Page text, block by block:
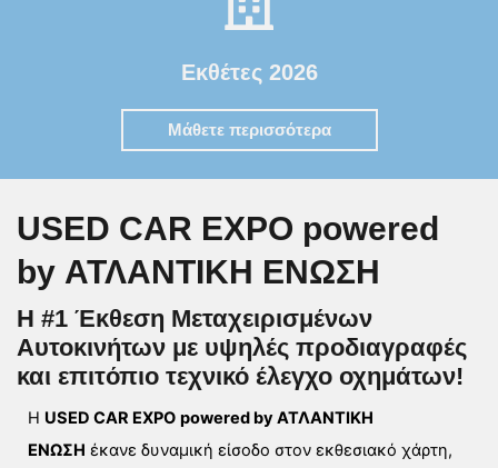
Εκθέτες 2026
Μάθετε περισσότερα
USED CAR EXPO powered
by ΑΤΛΑΝΤΙΚΗ ΕΝΩΣΗ
Η #1 Έκθεση Μεταχειρισμένων
Αυτοκινήτων με υψηλές προδιαγραφές
και επιτόπιο τεχνικό έλεγχο οχημάτων!
Η USED CAR EXPO powered by ΑΤΛΑΝΤΙΚΗ
ΕΝΩΣΗ έκανε δυναμική είσοδο στον εκθεσιακό χάρτη,